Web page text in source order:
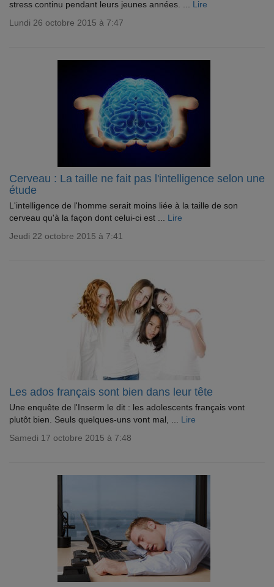
stress continu pendant leurs jeunes années. ... Lire
Lundi 26 octobre 2015 à 7:47
Cerveau : La taille ne fait pas l'intelligence selon une
étude
L'intelligence de l'homme serait moins liée à la taille de son
cerveau qu'à la façon dont celui-ci est ... Lire
Jeudi 22 octobre 2015 à 7:41
Les ados français sont bien dans leur tête
Une enquête de l'Inserm le dit : les adolescents français vont
plutôt bien. Seuls quelques-uns vont mal, ... Lire
Samedi 17 octobre 2015 à 7:48